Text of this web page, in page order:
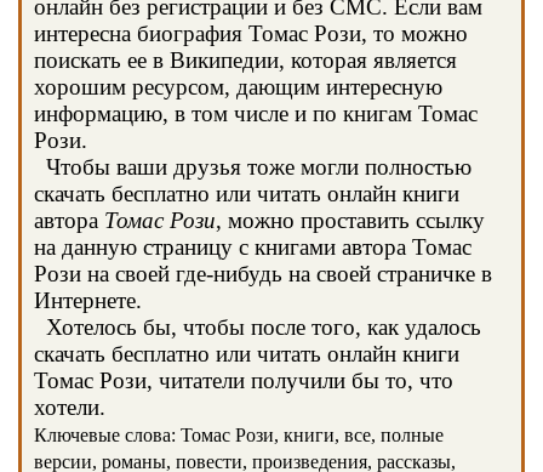
онлайн без регистрации и без СМС. Если вам
интересна биография Томас Рози, то можно
поискать ее в Википедии, которая является
хорошим ресурсом, дающим интересную
информацию, в том числе и по книгам Томас
Рози.
Чтобы ваши друзья тоже могли полностью
скачать бесплатно или читать онлайн книги
автора Томас Рози, можно проставить ссылку
на данную страницу с книгами автора Томас
Рози на своей где-нибудь на своей страничке в
Интернете.
Хотелось бы, чтобы после того, как удалось
скачать бесплатно или читать онлайн книги
Томас Рози, читатели получили бы то, что
хотели.
Ключевые слова: Томас Рози, книги, все, полные
версии, романы, повести, произведения, рассказы,